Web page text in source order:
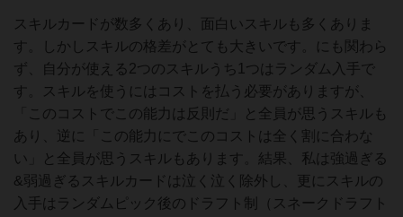
スキルカードが数多くあり、面白いスキルも多くありま
す。しかしスキルの格差がとても大きいです。にも関わら
ず、自分が使える2つのスキルうち1つはランダム入手で
す。スキルを使うにはコストを払う必要がありますが、
「このコストでこの能力は反則だ」と全員が思うスキルも
あり、逆に「この能力にでこのコストは全く割に合わな
い」と全員が思うスキルもあります。結果、私は強過ぎる
&弱過ぎるスキルカードは泣く泣く除外し、更にスキルの
入手はランダムピック後のドラフト制（スネークドラフト